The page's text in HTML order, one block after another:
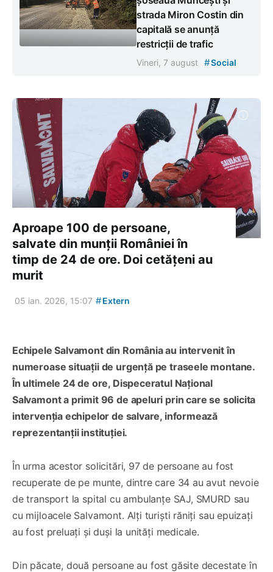
strada Miron Costin din
capitală se anunță
restricții de trafic
Vineri, 7 august #Social
Aproape 100 de persoane,
salvate din munții României în
timp de 24 de ore. Doi cetățeni au
murit
05 ian. 2026, 15:07 #Extern
Echipele Salvamont din România au intervenit în
numeroase situaţii de urgenţă pe traseele montane.
În ultimele 24 de ore, Dispeceratul Național
Salvamont a primit 96 de apeluri prin care se solicita
intervenţia echipelor de salvare, informează
reprezentanții instituției.
În urma acestor solicitări, 97 de persoane au fost
recuperate de pe munte, dintre care 34 au avut nevoie
de transport la spital cu ambulanțe SAJ, SMURD sau
cu mijloacele Salvamont. Alţi turiști răniți sau epuizați
au fost preluați și duși la unități medicale.
Din păcate, două persoane au fost găsite decestate în